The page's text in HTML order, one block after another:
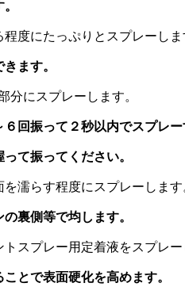
度にたっぷりとスプレーしま
ます。
分にスプレーします。
回振って２秒以内でスプレ
て振ってください。
濡らす程度にスプレーします
裏側等で均します。
スプレー用定着液をスプレー
とで表面硬化を高めます。